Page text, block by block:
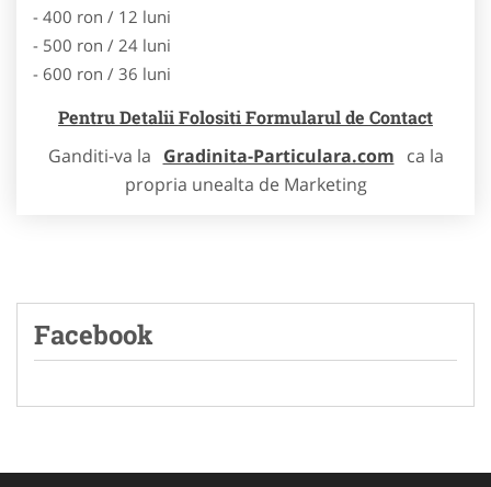
- 400 ron / 12 luni
- 500 ron / 24 luni
- 600 ron / 36 luni
Pentru Detalii Folositi Formularul de Contact
Ganditi-va la Gradinita-Particulara.com ca la
propria unealta de Marketing
Facebook